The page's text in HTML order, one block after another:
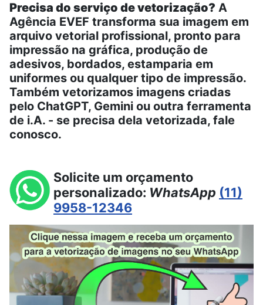
Precisa do serviço de vetorização? A
Agência EVEF transforma sua imagem em
arquivo vetorial profissional, pronto para
impressão na gráfica, produção de
adesivos, bordados, estamparia em
uniformes ou qualquer tipo de impressão.
Também vetorizamos imagens criadas
pelo ChatGPT, Gemini ou outra ferramenta
de i.A. - se precisa dela vetorizada, fale
conosco.
Solicite um orçamento
personalizado: WhatsApp (11)
9958-12346